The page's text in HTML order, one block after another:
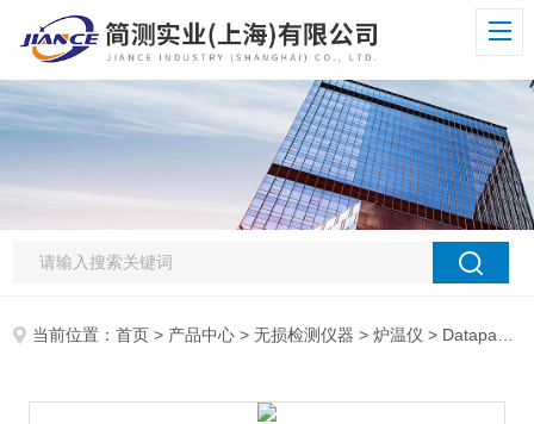
当前位置：首页 > 产品中心 >无损检测仪器 >炉温仪 > Datapaq ETE-312-152-1四通道炉温记录仪